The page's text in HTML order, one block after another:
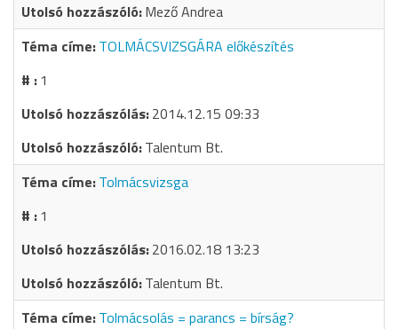
Mező Andrea
TOLMÁCSVIZSGÁRA előkészítés
1
2014.12.15 09:33
Talentum Bt.
Tolmácsvizsga
1
2016.02.18 13:23
Talentum Bt.
Tolmácsolás = parancs = bírság?